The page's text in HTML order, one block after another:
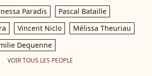
Paradis
Pascal Bataille
Vincent Niclo
Mélissa Theuriau
Dequenne
VOIR TOUS LES PEOPLE